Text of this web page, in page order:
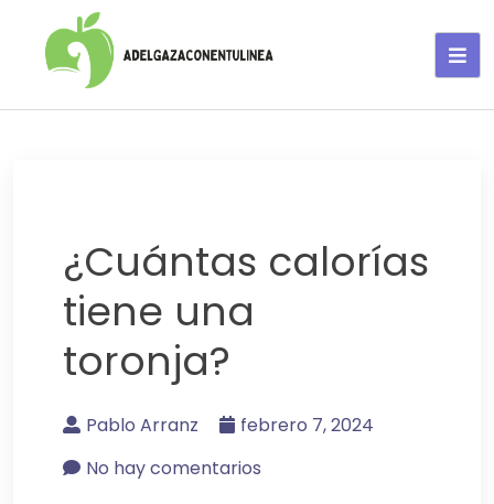
¿Cuántas calorías
tiene una
toronja?
Pablo Arranz
febrero 7, 2024
No hay comentarios